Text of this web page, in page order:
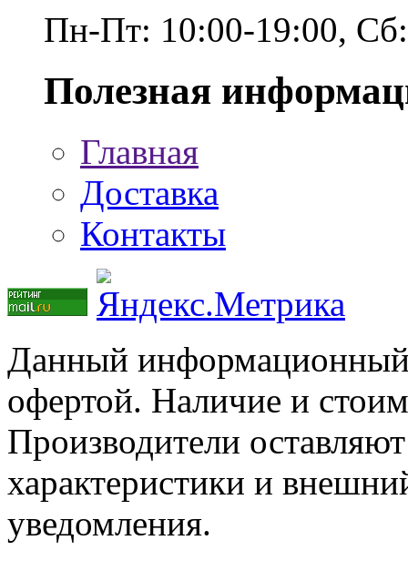
Пн-Пт: 10:00-19:00,
Полезная
Главная
Доставка
Контакты
Данный информационный
офертой. Наличие и
Производители
характеристики и
уведомления.